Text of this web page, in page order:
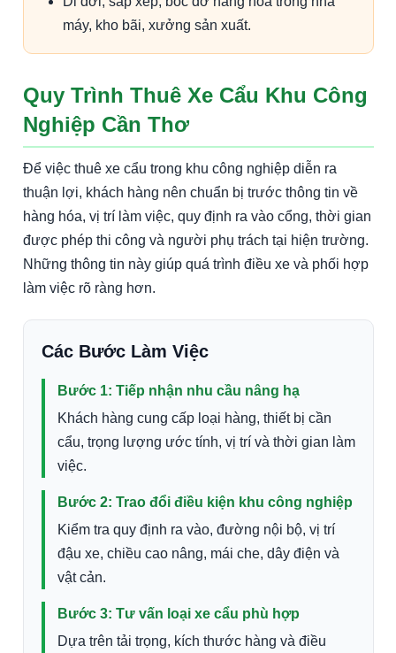
máy, kho bãi, xưởng sản xuất.
Quy Trình Thuê Xe Cẩu Khu Công
Nghiệp Cần Thơ
Để việc thuê xe cẩu trong khu công nghiệp diễn ra
thuận lợi, khách hàng nên chuẩn bị trước thông tin về
hàng hóa, vị trí làm việc, quy định ra vào cổng, thời gian
được phép thi công và người phụ trách tại hiện trường.
Những thông tin này giúp quá trình điều xe và phối hợp
làm việc rõ ràng hơn.
Các Bước Làm Việc
Bước 1: Tiếp nhận nhu cầu nâng hạ
Khách hàng cung cấp loại hàng, thiết bị cần
cẩu, trọng lượng ước tính, vị trí và thời gian làm
việc.
Bước 2: Trao đổi điều kiện khu công nghiệp
Kiểm tra quy định ra vào, đường nội bộ, vị trí
đậu xe, chiều cao nâng, mái che, dây điện và
vật cản.
Bước 3: Tư vấn loại xe cẩu phù hợp
Dựa trên tải trọng, kích thước hàng và điều